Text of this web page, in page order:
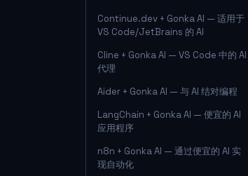
Continue.dev + Gonka AI — 适用于
VS Code/JetBrains 的 AI
Cline + Gonka AI — VS Code 中的 AI
代理
Aider + Gonka AI — 与 AI 结对编程
LangChain + Gonka AI — 便宜的 AI
应用程序
n8n + Gonka AI — 通过便宜的 AI 实
现自动化